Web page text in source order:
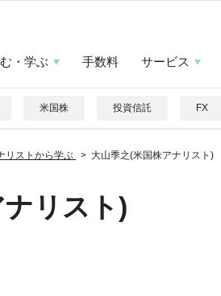
・学ぶ 手数料 サービス
米国株 投資信託 FX
リストから学ぶ 大山季之(米国株アナリスト)
リスト)